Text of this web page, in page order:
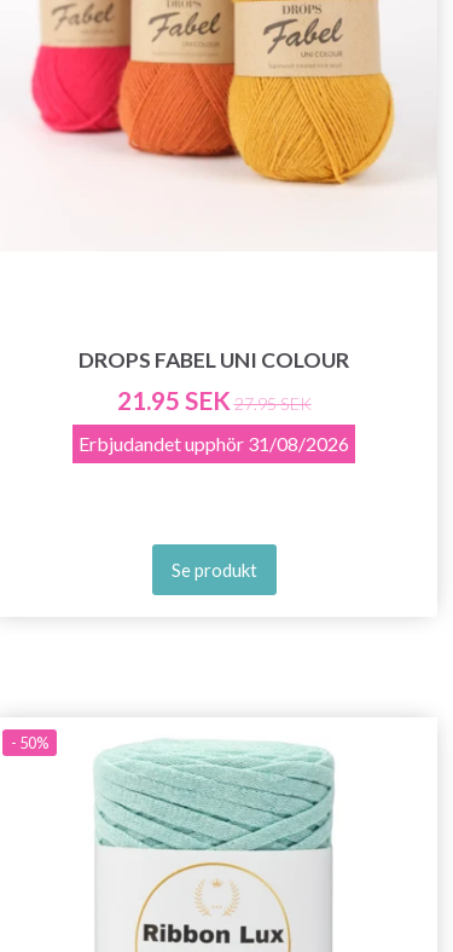
DROPS FABEL UNI COLOUR
21.95 SEK 27.95 SEK
Erbjudandet upphör 31/08/2026
Se produkt
- 50%
Prenumerera
Nej tack